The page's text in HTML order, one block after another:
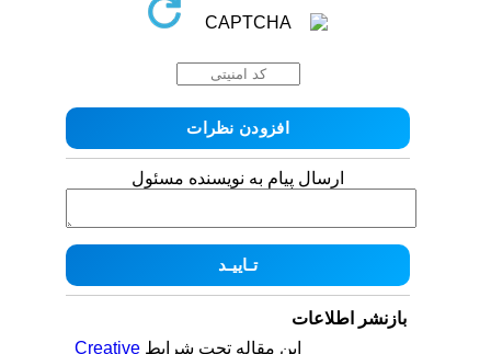
ارسال پیام به نویسنده مسئول
بازنشر اطلاعات
این مقاله تحت شرایطCreative